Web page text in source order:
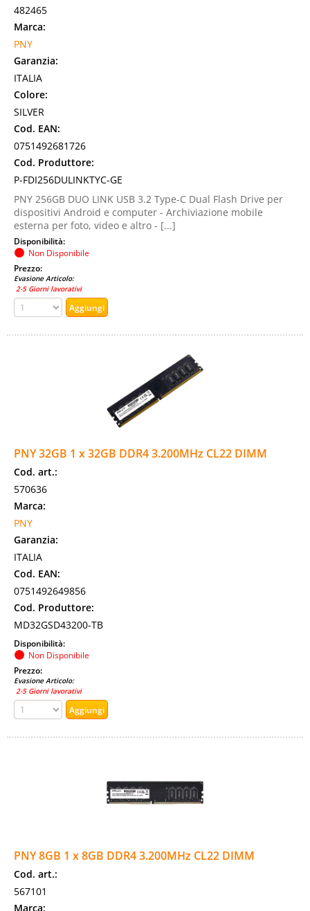
482465
Marca:
PNY
Garanzia:
ITALIA
Colore:
SILVER
Cod. EAN:
0751492681726
Cod. Produttore:
P-FDI256DULINKTYC-GE
PNY 256GB DUO LINK USB 3.2 Type-C Dual Flash Drive per
dispositivi Android e computer - Archiviazione mobile
esterna per foto, video e altro - [...]
Disponibilità:
Non Disponibile
Prezzo:
Evasione Articolo:
2-5 Giorni lavorativi
PNY 32GB 1 x 32GB DDR4 3.200MHz CL22 DIMM
Cod. art.:
570636
Marca:
PNY
Garanzia:
ITALIA
Cod. EAN:
0751492649856
Cod. Produttore:
MD32GSD43200-TB
Disponibilità:
Non Disponibile
Prezzo:
Evasione Articolo:
2-5 Giorni lavorativi
PNY 8GB 1 x 8GB DDR4 3.200MHz CL22 DIMM
Cod. art.:
567101
Marca: